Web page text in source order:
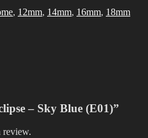
, 12mm, 14mm, 16mm, 18mm
– Sky Blue (E01)”
review.